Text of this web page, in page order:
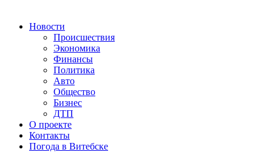
Новости
Происшествия
Экономика
Финансы
Политика
Авто
Общество
Бизнес
ДТП
О проекте
Контакты
Погода в Витебске